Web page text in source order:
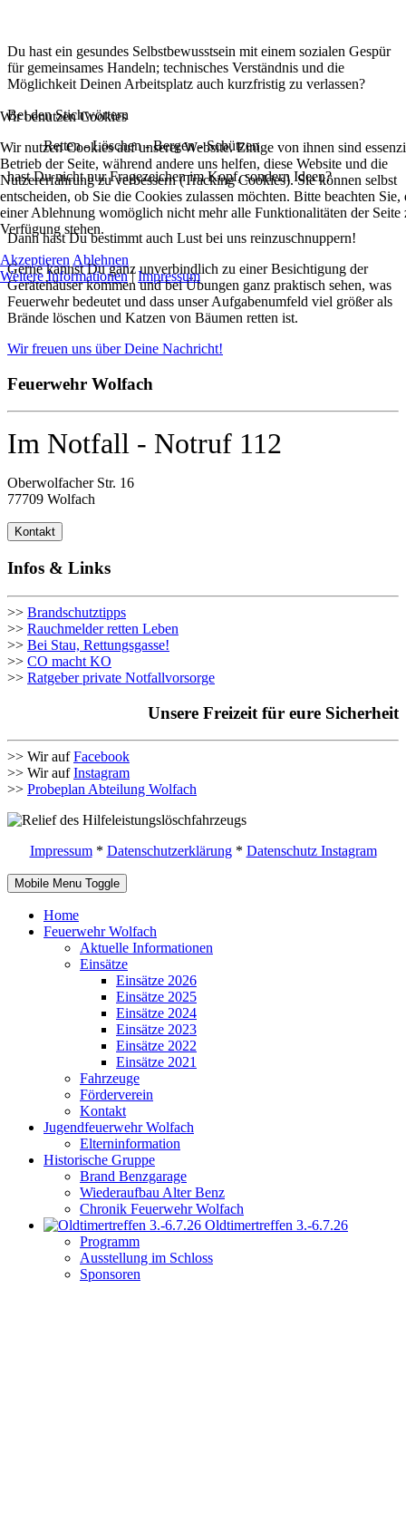
Du hast ein gesundes Selbstbewusstsein mit einem sozialen Gespür
für gemeinsames Handeln; technisches Verständnis und die
Möglichkeit Deinen Arbeitsplatz auch kurzfristig zu verlassen?
Bei den Stichwörtern
Retten - Löschen - Bergen - Schützen
hast Du nicht nur Fragezeichen im Kopf, sondern Ideen?
Dann hast Du bestimmt auch Lust bei uns reinzuschnuppern!
Gerne kannst Du ganz unverbindlich zu einer Besichtigung der
Gerätehäuser kommen und bei Übungen ganz praktisch sehen, was
Feuerwehr bedeutet und dass unser Aufgabenumfeld viel größer als
Brände löschen und Katzen von Bäumen retten ist.
Wir freuen uns über Deine Nachricht!
Feuerwehr Wolfach
Im Notfall - Notruf 112
Oberwolfacher Str. 16
77709 Wolfach
Kontakt
Infos & Links
>> Brandschutztipps
>> Rauchmelder retten Leben
>> Bei Stau, Rettungsgasse!
>> CO macht KO
>> Ratgeber private Notfallvorsorge
Unsere Freizeit für eure Sicherheit
>> Wir aufFacebook
>> Wir aufInstagram
>> Probeplan Abteilung Wolfach
Impressum* Datenschutzerklärung* Datenschutz Instagram
Mobile Menu Toggle
Home
Feuerwehr Wolfach
Aktuelle Informationen
Einsätze
Einsätze 2026
Einsätze 2025
Einsätze 2024
Einsätze 2023
Einsätze 2022
Einsätze 2021
Fahrzeuge
Förderverein
Kontakt
Jugendfeuerwehr Wolfach
Elterninformation
Historische Gruppe
Brand Benzgarage
Wiederaufbau Alter Benz
Chronik Feuerwehr Wolfach
Oldtimertreffen 3.-6.7.26
Programm
Ausstellung im Schloss
Sponsoren
Wir benutzen Cookies
Wir nutzen Cookies auf unserer Website. Einige von ihnen sind
Betrieb der Seite, während andere uns helfen, diese Website und die
Nutzererfahrung zu verbessern (Tracking Cookies). Sie können selbst
entscheiden, ob Sie die Cookies zulassen möchten. Bitte beachten Sie,
einer Ablehnung womöglich nicht mehr alle Funktionalitäten der Seite
Verfügung stehen.
Akzeptieren Ablehnen
Weitere Informationen|Impressum